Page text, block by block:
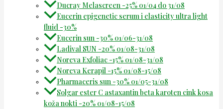
Ducray Melascreen -25% 01/04 do 31/08
Eucerin epigenetic serum i elasticity ultra light
fluid -30%
Eucerin sun -30% 01/06-31/08
Ladival SUN -20% 01/08-31/08
Noreva Exfoliac -15% 01/08-31/08
Noreva Kerapil -15% 01/08-15/08
Pharmaceris sun -30% 01/05-31/08
Solgar ester C astaxantin beta karoten cink kosa
koža nokti -20% 01/08-15/08